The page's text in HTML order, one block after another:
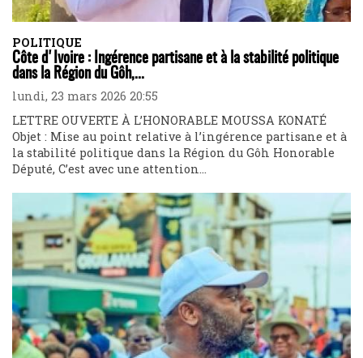
POLITIQUE
Côte d'Ivoire : Ingérence partisane et à la stabilité politique
dans la Région du Gôh,...
lundi, 23 mars 2026 20:55
LETTRE OUVERTE À L’HONORABLE MOUSSA KONATÉ
Objet : Mise au point relative à l’ingérence partisane et à
la stabilité politique dans la Région du Gôh Honorable
Député, C’est avec une attention...